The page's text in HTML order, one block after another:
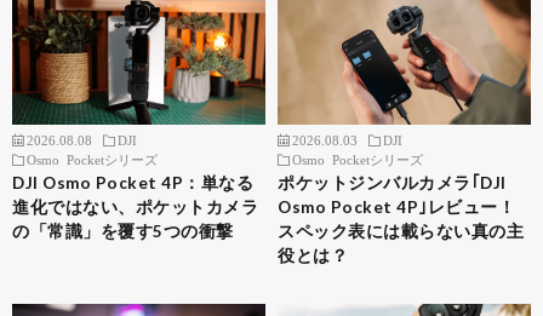
2026.08.08
DJI
Osmo Pocketシリーズ
DJI Osmo Pocket 4P：単なる
進化ではない、ポケットカメラ
の「常識」を覆す5つの衝撃
2026.08.03
DJI
Osmo Pocketシリーズ
ポケットジンバルカメラ｢DJI
Osmo Pocket 4P｣レビュー！
スペック表には載らない真の主
役とは？